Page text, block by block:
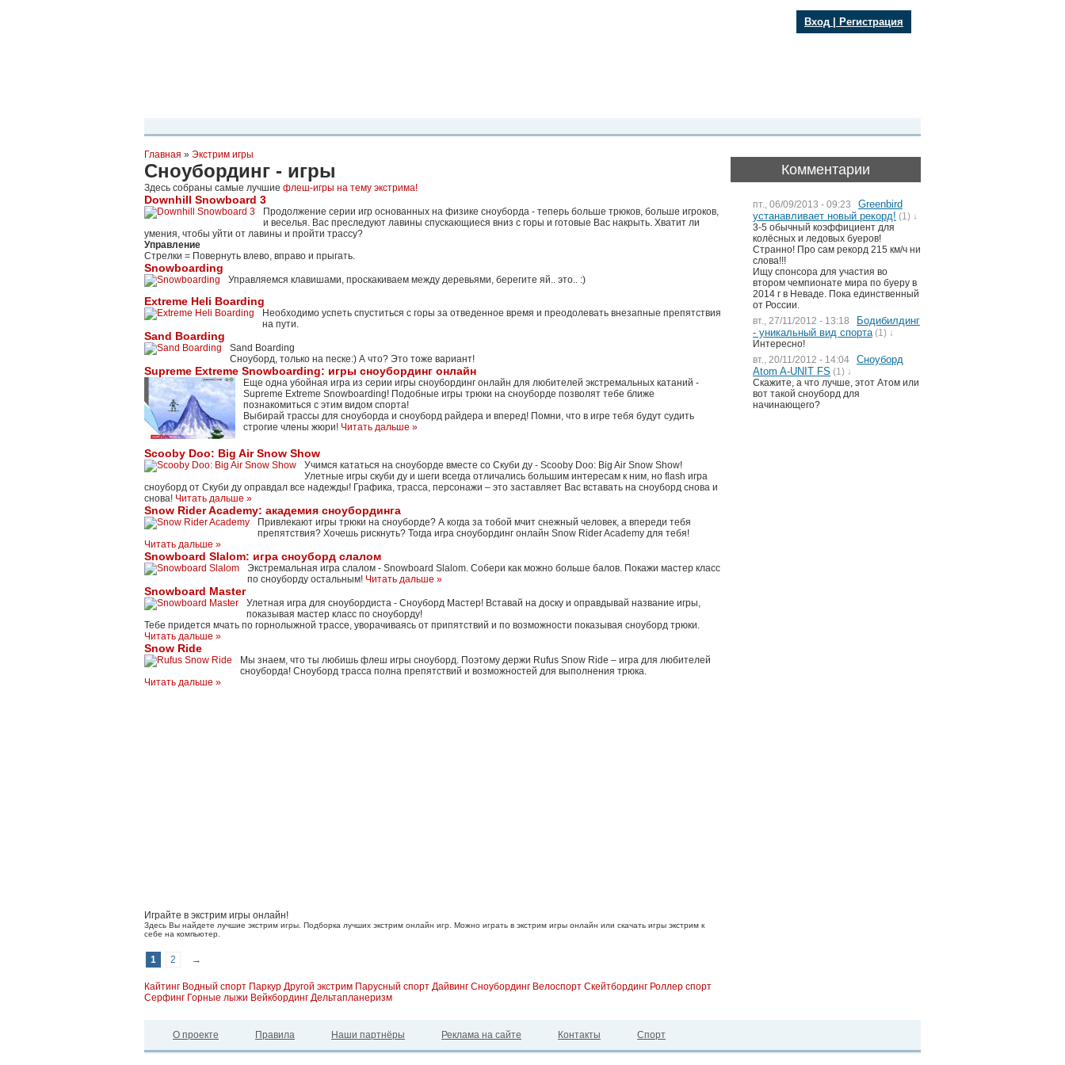
Вход Регистрация
Главная » Экстрим игры
Сноубординг - игры
Здесь собраны самые лучшие флеш-игры на тему экстрима!
Downhill Snowboard 3
Продолжение серии игр основанных на физике сноуборда - теперь больше трюков, больше игроков,
и веселья. Вас преследуют лавины спускающиеся вниз с горы и готовые Вас накрыть. Хватит ли
умения, чтобы уйти от лавины и пройти трассу?
Управление
Стрелки = Повернуть влево, вправо и прыгать.
Snowboarding
Управляемся клавишами, проскакиваем между деревьями, берегите яй.. это.. :)
Extreme Heli Boarding
Необходимо успеть спуститься с горы за отведенное время и преодолевать внезапные препятствия
на пути.
Sand Boarding
Sand Boarding
Сноуборд, только на песке:) А что? Это тоже вариант!
Supreme Extreme Snowboarding: игры сноубординг онлайн
Еще одна убойная игра из серии игры сноубординг онлайн для любителей экстремальных катаний -
Supreme Extreme Snowboarding! Подобные игры трюки на сноуборде позволят тебе ближе
познакомиться с этим видом спорта!
Выбирай трассы для сноуборда и сноуборд райдера и вперед! Помни, что в игре тебя будут судить
строгие члены жюри! Читать дальше »
Scooby Doo: Big Air Snow Show
Учимся кататься на сноуборде вместе со Скуби ду - Scooby Doo: Big Air Snow Show!
Улетные игры скуби ду и шеги всегда отличались большим интересам к ним, но flash игра
сноуборд от Скуби ду оправдал все надежды! Графика, трасса, персонажи – это заставляет Вас вставать на сноуборд снова и
снова! Читать дальше »
Snow Rider Academy: академия сноубординга
Привлекают игры трюки на сноуборде? А когда за тобой мчит снежный человек, а впереди тебя
препятствия? Хочешь рискнуть? Тогда игра сноубординг онлайн Snow Rider Academy для тебя!
Читать дальше »
Snowboard Slalom: игра сноуборд слалом
Экстремальная игра слалом - Snowboard Slalom. Собери как можно больше балов. Покажи мастер класс
по сноуборду остальным! Читать дальше »
Snowboard Master
Улетная игра для сноубордиста - Сноуборд Мастер! Вставай на доску и оправдывай название игры,
показывая мастер класс по сноуборду!
Тебе придется мчать по горнолыжной трассе, уворачиваясь от припятствий и по возможности показывая сноуборд трюки.
Читать дальше »
Snow Ride
Мы знаем, что ты любишь флеш игры сноуборд. Поэтому держи Rufus Snow Ride – игра для любителей
сноуборда! Сноуборд трасса полна препятствий и возможностей для выполнения трюка.
Читать дальше »
Играйте в экстрим игры онлайн!
Здесь Вы найдете лучшие экстрим игры. Подборка лучших экстрим онлайн игр. Можно играть в экстрим игры онлайн или скачать игры экстрим к
себе на компьютер.
1 2 →
Кайтинг Водный спорт Паркур Другой экстрим Парусный спорт Дайвинг Сноубординг Велоспорт Скейтбординг Роллер спорт
Серфинг Горные лыжи Вейкбординг Дельтапланеризм
Комментарии
пт., 06/09/2013 - 09:23
Greenbird
устанавливает новый рекорд! (1) ↓
3-5 обычный коэффициент для
колёсных и ледовых буеров!
Странно! Про сам рекорд 215 км/ч ни
слова!!!
Ищу спонсора для участия во
втором чемпионате мира по буеру в
2014 г в Неваде. Пока единственный
от России.
вт., 27/11/2012 - 13:18
Бодибилдинг
- уникальный вид спорта (1) ↓
Интересно!
вт., 20/11/2012 - 14:04
Сноуборд
Atom A-UNIT FS (1) ↓
Скажите, а что лучше, этот Атом или
вот такой сноуборд для
начинающего?
О проекте Правила Наши партнёры Реклама на сайте Контакты Спорт